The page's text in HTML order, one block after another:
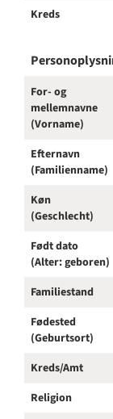
Kreds
For- og
mellemnavne
(Vorname)
Efternavn
(Familienname)
Køn
(Geschlecht)
Født dato
(Alter: geboren)
Familiestand
Fødested
(Geburtsort)
Kreds/Amt
Religion